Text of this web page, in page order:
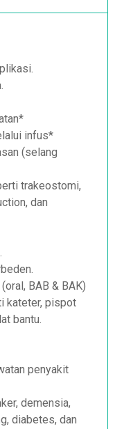
infus*
(selang
trakeostomi,
dan
BAB & BAK)
kateter, pispot
bantu.
penyakit
demensia,
diabetes, dan